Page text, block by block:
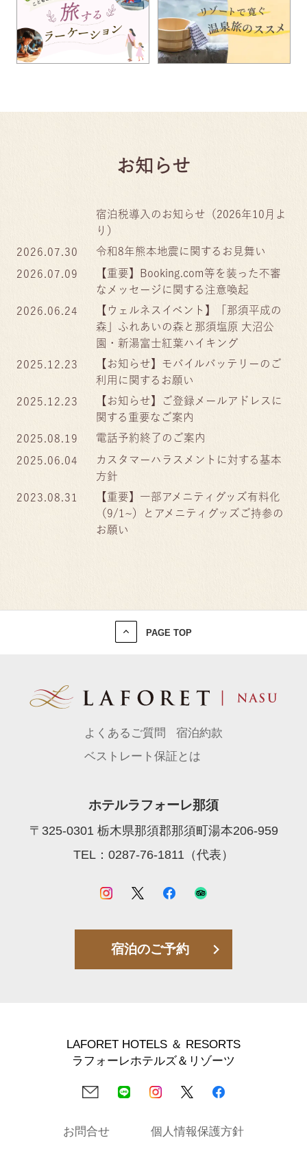
お知らせ
宿泊税導入のお知らせ（2026年10月よ
り）
2026.07.30
令和8年熊本地震に関するお見舞い
2026.07.09
【重要】Booking.com等を装った不審
なメッセージに関する注意喚起
2026.06.24
【ウェルネスイベント】「那須平成の
森」ふれあいの森と那須塩原 大沼公
園・新湯富士紅葉ハイキング
2025.12.23
【お知らせ】モバイルバッテリーのご
利用に関するお願い
2025.12.23
【お知らせ】ご登録メールアドレスに
関する重要なご案内
2025.08.19
電話予約終了のご案内
2025.06.04
カスタマーハラスメントに対する基本
方針
2023.08.31
【重要】一部アメニティグッズ有料化
（9/1~）とアメニティグッズご持参の
お願い
PAGE TOP
よくあるご質問
宿泊約款
ベストレート保証とは
ホテルラフォーレ那須
〒325-0301 栃木県那須郡那須町湯本206-959
TEL：0287-76-1811（代表）
宿泊のご予約
LAFORET HOTELS ＆ RESORTS
ラフォーレホテルズ＆リゾーツ
お問合せ 個人情報保護方針